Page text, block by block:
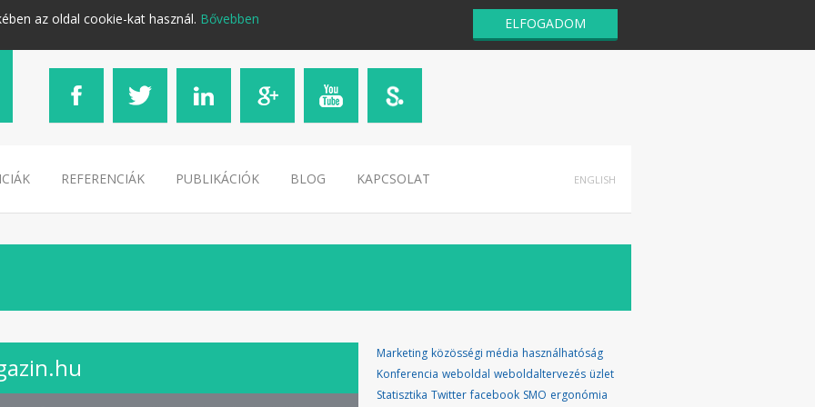
az oldal cookie-kat használ. Bővebben ELFOGADOM
REFERENCIÁK PUBLIKÁCIÓK BLOG KAPCSOLAT ENGLISH
Marketing közösségi média használhatóság
Konferencia weboldal weboldaltervezés üzlet
Statisztika Twitter facebook SMO ergonómia